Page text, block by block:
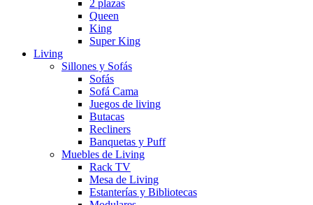
2 plazas
Queen
King
Super King
Living
Sillones y Sofás
Sofás
Sofá Cama
Juegos de living
Butacas
Recliners
Banquetas y Puff
Muebles de Living
Rack TV
Mesa de Living
Estanterías y Bibliotecas